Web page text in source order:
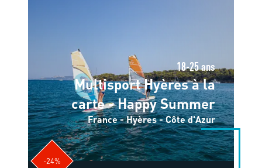
18-25 ans
Multisport Hyères à la
carte - Happy Summer
France - Hyères - Côte d'Azur
-24%